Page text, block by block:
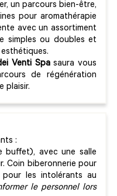
un parcours bien-être,
pour aromathérapie
avec un assortiment
simples ou doubles et
Venti Spasaura vous
de régénération
plaisir.
:
buffet), avec une salle
Coin biberonnerie pour
les intolérants au
le personnel lors